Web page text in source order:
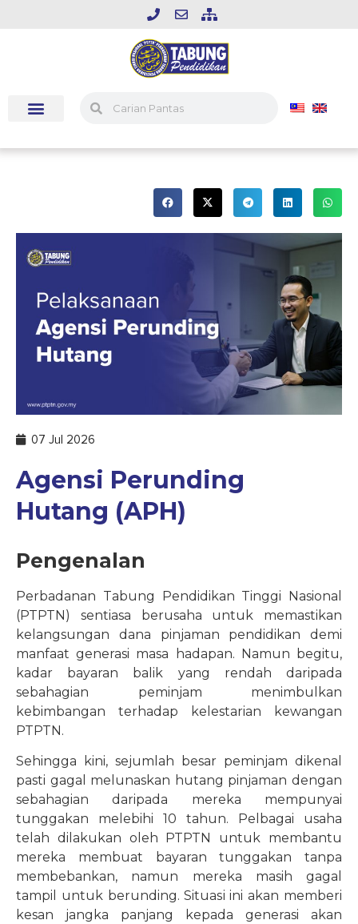
07 Jul 2026
Agensi Perunding
Hutang (APH)
Pengenalan
Perbadanan Tabung Pendidikan Tinggi Nasional
(PTPTN) sentiasa berusaha untuk memastikan
kelangsungan dana pinjaman pendidikan demi
manfaat generasi masa hadapan. Namun begitu,
kadar bayaran balik yang rendah daripada
sebahagian peminjam menimbulkan
kebimbangan terhadap kelestarian kewangan
PTPTN.
Sehingga kini, sejumlah besar peminjam dikenal
pasti gagal melunaskan hutang pinjaman dengan
sebahagian daripada mereka mempunyai
tunggakan melebihi 10 tahun. Pelbagai usaha
telah dilakukan oleh PTPTN untuk membantu
mereka membuat bayaran tunggakan tanpa
membebankan, namun mereka masih gagal
tampil untuk berunding. Situasi ini akan memberi
kesan jangka panjang kepada generasi akan